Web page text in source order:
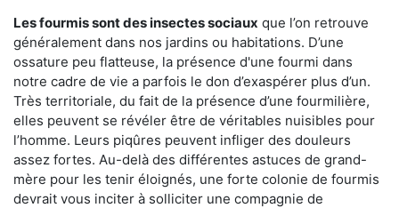
Les fourmis sont des insectes sociaux que l’on retrouve
généralement dans nos jardins ou habitations. D’une
ossature peu flatteuse, la présence d'une fourmi dans
notre cadre de vie a parfois le don d’exaspérer plus d’un.
Très territoriale, du fait de la présence d’une fourmilière,
elles peuvent se révéler être de véritables nuisibles pour
l’homme. Leurs piqûres peuvent infliger des douleurs
assez fortes. Au-delà des différentes astuces de grand-
mère pour les tenir éloignés, une forte colonie de fourmis
devrait vous inciter à solliciter une compagnie de